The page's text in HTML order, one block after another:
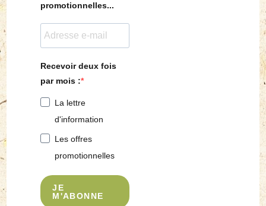
promotionnelles...
Recevoir deux fois
par mois :
La lettre
d'information
Les offres
promotionnelles
JE
M'ABONNE